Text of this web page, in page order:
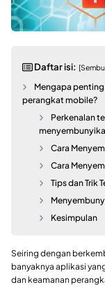
Daftar isi:
Mengapa
perangkat mobile?
Perkenalan
Cara
Cara
Tips dan Trik
Kesimpulan
Seiring dengan
banyaknya aplikasi
dan keamanan